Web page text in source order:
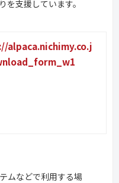
支援しています。
alpaca.nichimy.co.j
ムなどで利用する場